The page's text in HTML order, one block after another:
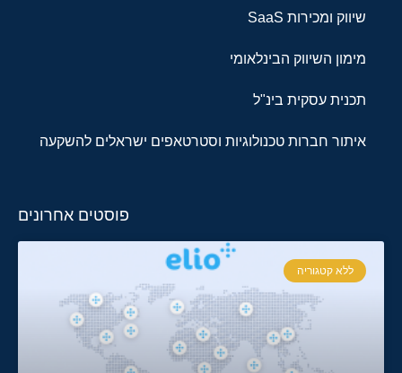
שיווק ומכירות SaaS
מימון השיווק הבינלאומי
תכנית עסקית בינ"ל
איתור חברות טכנולוגיות וסטרטאפים ישראלים להשקעה
פוסטים אחרונים
ללא קטגוריה